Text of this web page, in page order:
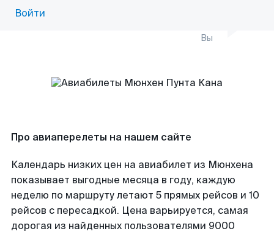
Войти
Вы
Про авиаперелеты на нашем сайте
Календарь низких цен на авиабилет из Мюнхена
показывает выгодные месяца в году, каждую
неделю по маршруту летают 5 прямых рейсов и 10
рейсов с пересадкой. Цена варьируется, самая
дорогая из найденных пользователями 9000